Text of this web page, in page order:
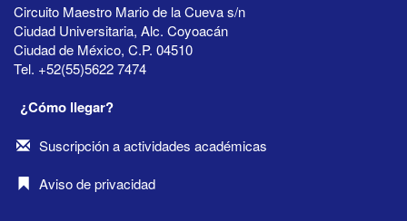
Circuito Maestro Mario de la Cueva s/n
Ciudad Universitaria, Alc. Coyoacán
Ciudad de México, C.P. 04510
Tel. +52(55)5622 7474
¿Cómo llegar?
Suscripción a actividades académicas
Aviso de privacidad